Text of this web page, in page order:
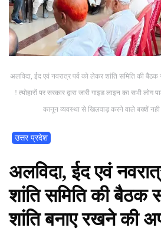
अलविदा, ईद एवं नवरात्र पर्व को लेकर शांति समिति की
! त्योहारों पर सरकार द्वारा जारी गाइड लाइन का सभी लोग
कानून व्यवस्था से खिलवाड़ करने वाले बख्शें
उत्तर प्रदेश
अलविदा, ईद एवं
शांति समिति की बैठक
शांति बनाए रखने की